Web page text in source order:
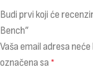
Budi prvi koji će
Bench”
Vaša email adresa
označena sa *